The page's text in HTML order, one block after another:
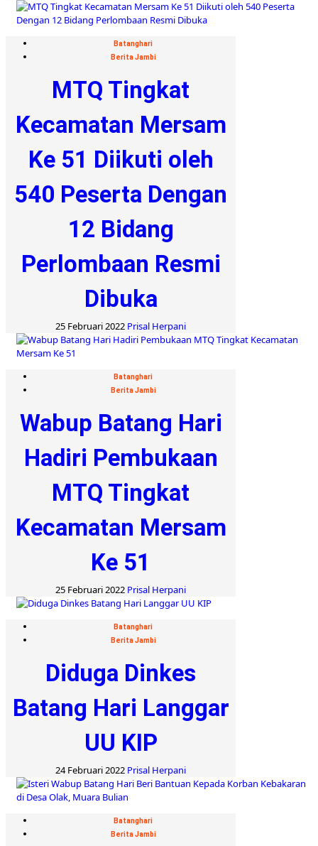
Batanghari
Berita Jambi
MTQ Tingkat
Kecamatan Mersam
Ke 51 Diikuti oleh
540 Peserta Dengan
12 Bidang
Perlombaan Resmi
Dibuka
25 Februari 2022 Prisal Herpani
Batanghari
Berita Jambi
Wabup Batang Hari
Hadiri Pembukaan
MTQ Tingkat
Kecamatan Mersam
Ke 51
25 Februari 2022 Prisal Herpani
Batanghari
Berita Jambi
Diduga Dinkes
Batang Hari Langgar
UU KIP
24 Februari 2022 Prisal Herpani
Batanghari
Berita Jambi